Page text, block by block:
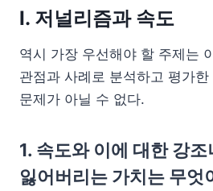
I. 저널리즘과 속도
역시 가장 우선해야 할 주제는
관점과 사례로 분석하고 평가
문제가 아닐 수 없다.
1. 속도와 이에 대한 강
잃어버리는 가치는 무엇